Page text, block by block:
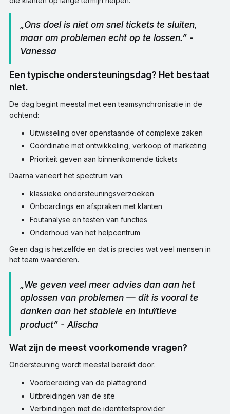
„Ons doel is niet om snel tickets te sluiten,
maar om problemen echt op te lossen.” -
Vanessa
Een typische ondersteuningsdag? Het bestaat
niet.
De dag begint meestal met een teamsynchronisatie in de
ochtend:
Uitwisseling over openstaande of complexe zaken
Coördinatie met ontwikkeling, verkoop of marketing
Prioriteit geven aan binnenkomende tickets
Daarna varieert het spectrum van:
klassieke ondersteuningsverzoeken
Onboardings en afspraken met klanten
Foutanalyse en testen van functies
Onderhoud van het helpcentrum
Geen dag is hetzelfde en dat is precies wat veel mensen in
het team waarderen.
„We geven veel meer advies dan aan het
oplossen van problemen — dit is vooral te
danken aan het stabiele en intuïtieve
product” - Alischa
Wat zijn de meest voorkomende vragen?
Ondersteuning wordt meestal bereikt door:
Voorbereiding van de plattegrond
Uitbreidingen van de site
Verbindingen met de identiteitsprovider